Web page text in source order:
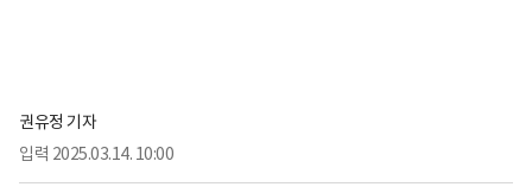
권유정 기자
입력 2025.03.14. 10:00